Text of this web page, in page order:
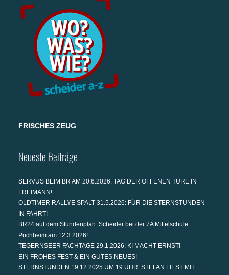
FRISCHES ZEUG
Neueste Beiträge
SERVUS BEIM BR AM 20.6.2026: TAG DER OFFENEN TÜRE IN
FREIMANN!
OLDTIMER RALLYE SPALT 31.5.2026: FÜR DIE STERNSTUNDEN
IN FAHRT!
BR24 auf dem Stundenplan: Scheider bei der 7A Mittelschule
Puchheim am 12.3.2026!
TEGERNSEER FACHTAGE 29.1.2026: KI MACHT ERNST!
EIN FROHES FEST & EIN GUTES NEUES!
STERNSTUNDEN 19.12.2025 UM 19 UHR: STEFAN LIEST MIT